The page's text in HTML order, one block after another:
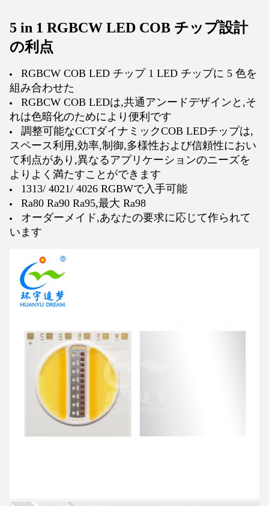
5 in 1 RGBCW LED COB チップ設計
の利点
RGBCW COB LED チップ 1 LED チップに 5 色を
組み合わせた
RGBCW COB LEDは,共通アンードデザインと,そ
れは色暗化のためにより便利です
調整可能なCCTダイナミックCOB LEDチップは,
スペース利用,効率,制御,多様性および信頼性におい
て利点があり,異なるアプリケーションのニーズを
よりよく満たすことができます
1313/ 4021/ 4026 RGBWで入手可能
Ra80 Ra90 Ra95,最大 Ra98
オーダーメイド,あなたの要求に応じて作られて
います